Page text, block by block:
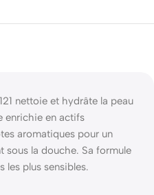
nettoie et hydrâte la peau
enrichie en actifs
aromatiques pour un
sous la douche. Sa formule
les plus sensibles.